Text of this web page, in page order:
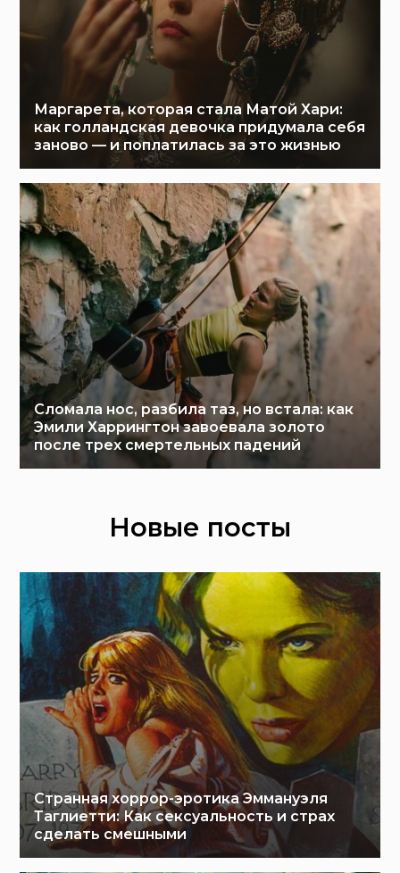
Маргарета, которая стала Матой Хари:
как голландская девочка придумала себя
заново — и поплатилась за это жизнью
Сломала нос, разбила таз, но встала: как
Эмили Харрингтон завоевала золото
после трех смертельных падений
Новые посты
Странная хоррор-эротика Эммануэля
Таглиетти: Как сексуальность и страх
сделать смешными